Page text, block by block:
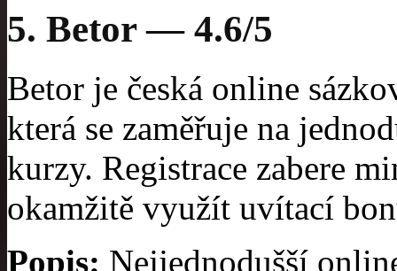
5. Betor — 4.6/5
Betor je česká online
která se zaměřuje na
kurzy. Registrace zabere
okamžitě využít uvítací
Popis: Nejjednodušší